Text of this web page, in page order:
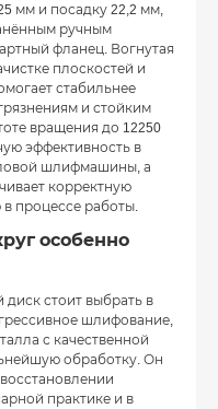
мм и посадку 22,2 мм,
ручным
фланец. Вогнутая
плоскостей и
стабильнее
и стойким
вращения до 12250
эффективность в
шлифмашины, а
корректную
процессе работы.
особенно
стоит выбрать в
шлифование,
с качественной
обработку. Он
практике и в